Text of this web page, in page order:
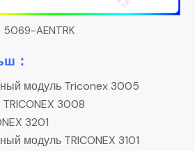
5069-AENTRK
：
модуль Triconex 3005
3008
3201
модуль TRICONEX 3101